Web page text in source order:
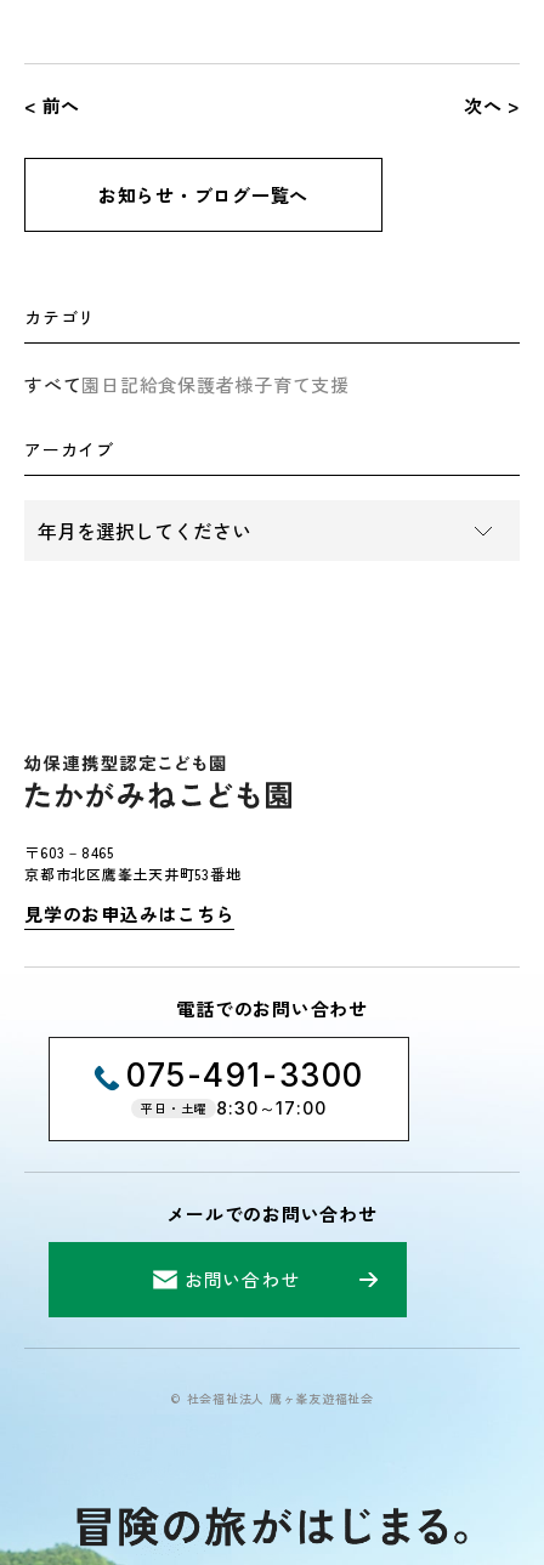
< 前へ 次へ >
お知らせ・ブログ一覧へ
カテゴリ
すべて園日記給食保護者様子育て支援
アーカイブ
〒603－8465
京都市北区鷹峯土天井町53番地
見学のお申込みはこちら
電話でのお問い合わせ
075-491-3300
平日・土曜 8:30～17:00
メールでのお問い合わせ
お問い合わせ
© 社会福祉法人 鷹ヶ峯友遊福祉会